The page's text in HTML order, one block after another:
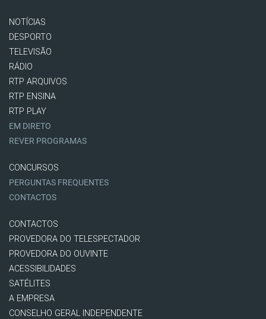
NOTÍCIAS
DESPORTO
TELEVISÃO
RÁDIO
RTP ARQUIVOS
RTP ENSINA
RTP PLAY
EM DIRETO
REVER PROGRAMAS
CONCURSOS
PERGUNTAS FREQUENTES
CONTACTOS
CONTACTOS
PROVEDORA DO TELESPECTADOR
PROVEDORA DO OUVINTE
ACESSIBILIDADES
SATÉLITES
A EMPRESA
CONSELHO GERAL INDEPENDENTE